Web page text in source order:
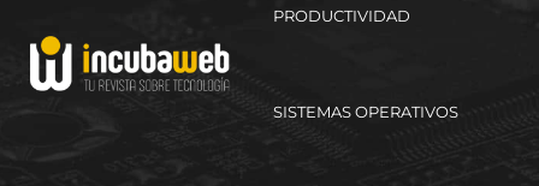
PRODUCTIVIDAD
SISTEMAS OPERATIVOS